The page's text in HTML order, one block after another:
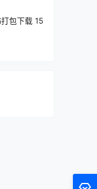
包下载 15